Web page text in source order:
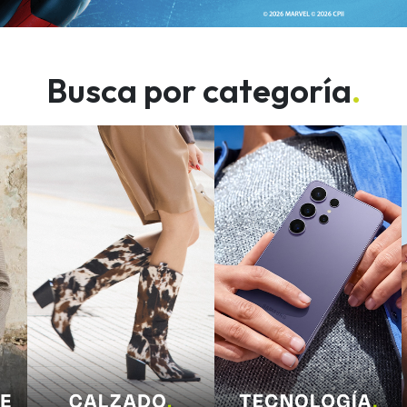
Busca por categoría.